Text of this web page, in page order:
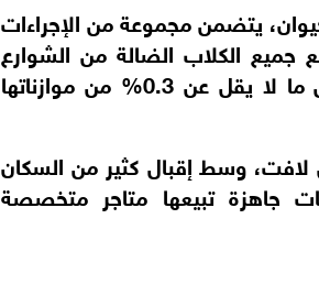
قانون حماية الحيوان، يتضمن مجموعة من الإجراءات
جميع الكلاب الضالة من الشوارع
وإيواؤها في ملاجئ مخصصة، وإلزام البلديات بتخصيص ما لا يقل عن 0.3% من موازناتها
وسط إقبال كثير من السكان
جاهزة تبيعها متاجر متخصصة